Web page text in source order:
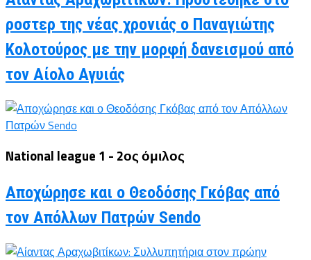
ροστερ της νέας χρονιάς ο Παναγιώτης
Κολοτούρος με την μορφή δανεισμού από
τον Αίολο Αγυιάς
National league 1 - 2ος όμιλος
Αποχώρησε και ο Θεοδόσης Γκόβας από
τον Απόλλων Πατρών Sendo